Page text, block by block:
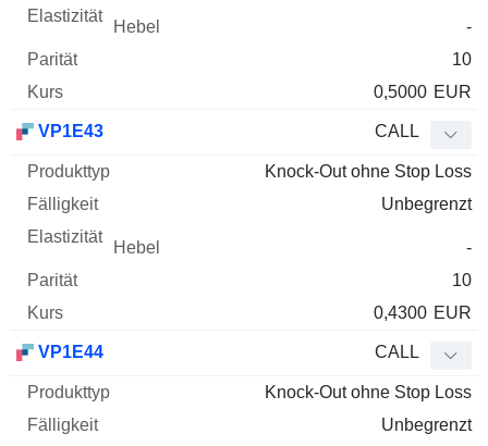
-
10
0,5000 EUR
VP1E43 CALL
Knock-Out ohne Stop Loss
Unbegrenzt
-
10
0,4300 EUR
VP1E44 CALL
Knock-Out ohne Stop Loss
Unbegrenzt